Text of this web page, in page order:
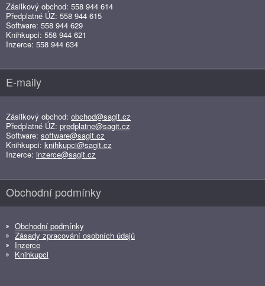
Zásilkový obchod: 558 944 614
Předplatné ÚZ: 558 944 615
Software: 558 944 629
Knihkupci: 558 944 621
Inzerce: 558 944 634
E-maily
Zásilkový obchod: obchod@sagit.cz
Předplatné ÚZ: predplatne@sagit.cz
Software: software@sagit.cz
Knihkupci: knihkupci@sagit.cz
Inzerce: inzerce@sagit.cz
Obchodní podmínky
Obchodní podmínky
Zásady zpracování osobních údajů
Inzerce
Knihkupci